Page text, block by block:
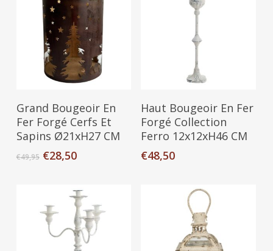
Ajouter Au Panier
Grand Bougeoir En
Fer Forgé Cerfs Et
Sapins Ø21xH27 CM
€49,95 Le
était :
€49,95.
€28,50Le
est :
€28,50.
Ajouter Au Panier
Haut Bougeoir En Fer
Forgé Collection
Ferro 12x12xH46 CM
€48,50